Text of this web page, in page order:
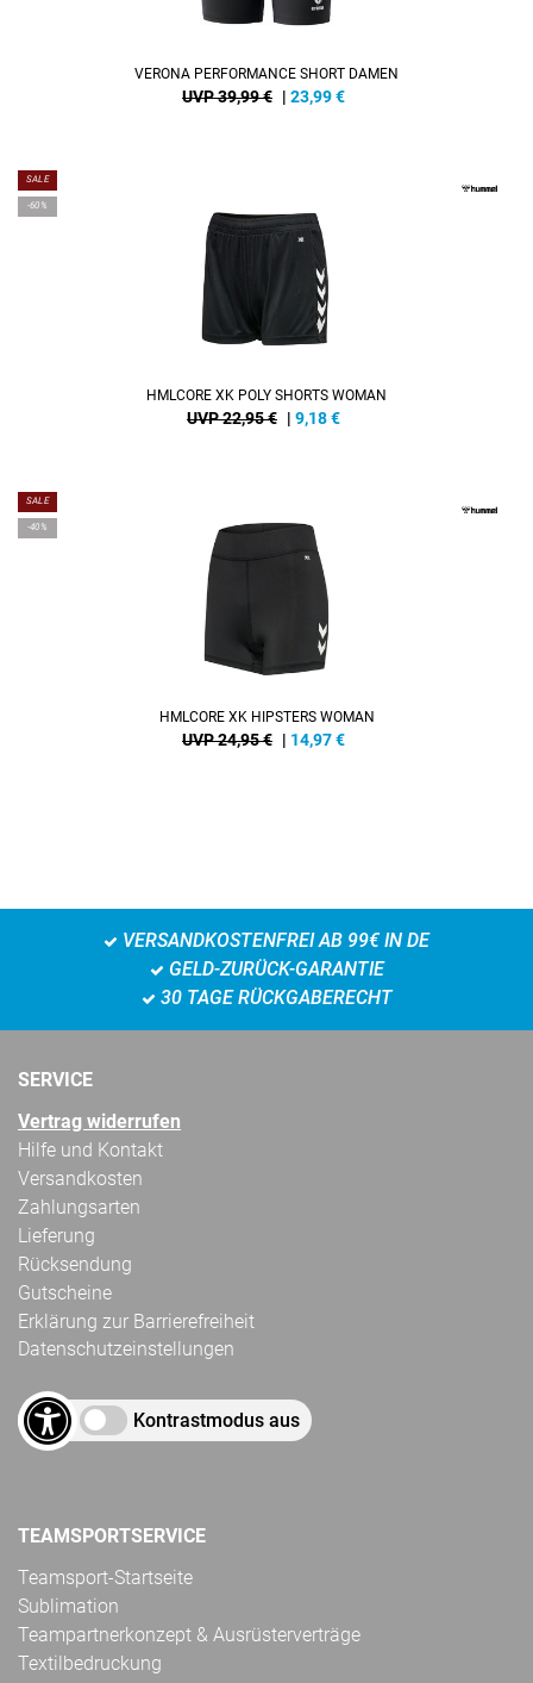
VERONA PERFORMANCE SHORT DAMEN
UVP 39,99 € | 23,99€
SALE
-60%
HMLCORE XK POLY SHORTS WOMAN
UVP 22,95 € | 9,18€
SALE
-40%
HMLCORE XK HIPSTERS WOMAN
UVP 24,95 € | 14,97€
VERSANDKOSTENFREI AB 99€ IN DE
GELD-ZURÜCK-GARANTIE
30 TAGE RÜCKGABERECHT
SERVICE
Vertrag widerrufen
Hilfe und Kontakt
Versandkosten
Zahlungsarten
Lieferung
Rücksendung
Gutscheine
Erklärung zur Barrierefreiheit
Datenschutzeinstellungen
Kontrastmodus aus
TEAMSPORTSERVICE
Teamsport-Startseite
Sublimation
Teampartnerkonzept & Ausrüsterverträge
Textilbedruckung